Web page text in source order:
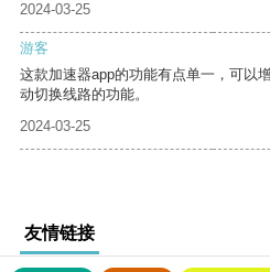
2024-03-25
游客
这款加速器app的功能有点单一，可以
动切换线路的功能。
2024-03-25
友情链接